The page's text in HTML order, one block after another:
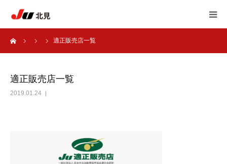
適正販売店一覧
適正販売店一覧
2019.01.24
HOME
アンケート